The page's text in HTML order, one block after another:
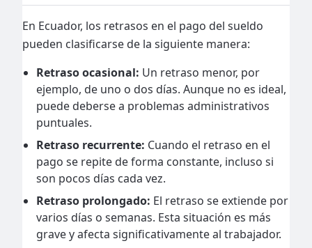
En Ecuador, los retrasos en el pago del sueldo
pueden clasificarse de la siguiente manera:
Retraso ocasional: Un retraso menor, por
ejemplo, de uno o dos días. Aunque no es ideal,
puede deberse a problemas administrativos
puntuales.
Retraso recurrente: Cuando el retraso en el
pago se repite de forma constante, incluso si
son pocos días cada vez.
Retraso prolongado: El retraso se extiende por
varios días o semanas. Esta situación es más
grave y afecta significativamente al trabajador.